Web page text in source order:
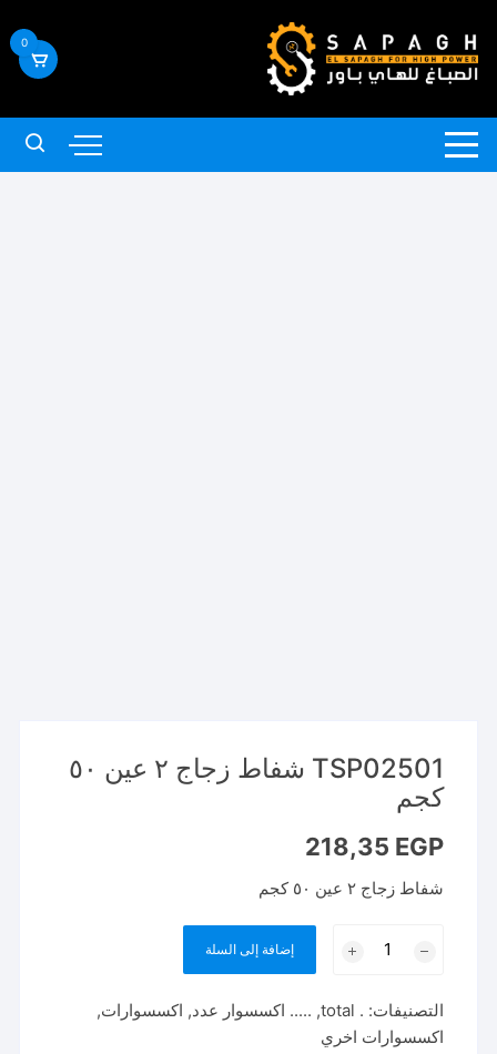
إلى
المحتوى
0
TSP02501 شفاط زجاج ٢ عين ٥٠
كجم
218,35 EGP
شفاط زجاج ٢ عين ٥٠ كجم
TSP02501
زجاج
٢
إضافة إلى السلة
التصنيفات: . total
, ..... اكسسوار عدد, اكسسوارات,
اكسسوارات اخري